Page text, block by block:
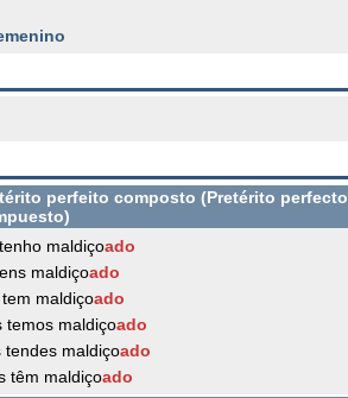
perfeito composto (Pretérito perfecto
maldiçoado
maldiçoado
maldiçoado
temos maldiçoado
tendes maldiçoado
têm maldiçoado